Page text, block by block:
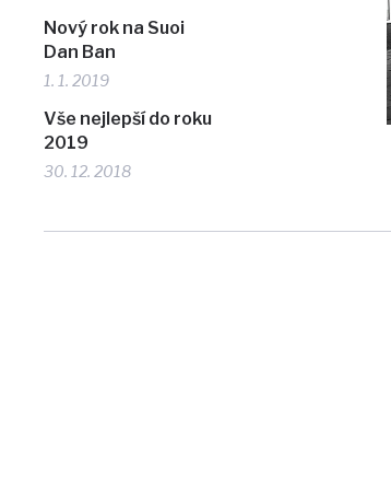
Nový rok na Suoi
Dan Ban
1. 1. 2019
Vše nejlepší do roku
2019
30. 12. 2018